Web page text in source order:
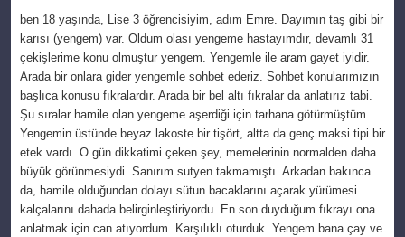
ben 18 yaşında, Lise 3 öğrencisiyim, adım Emre. Dayımın taş gibi bir
karısı (yengem) var. Oldum olası yengeme hastayımdır, devamlı 31
çekişlerime konu olmuştur yengem. Yengemle ile aram gayet iyidir.
Arada bir onlara gider yengemle sohbet ederiz. Sohbet konularımızın
başlıca konusu fıkralardır. Arada bir bel altı fıkralar da anlatırız tabi.
Şu sıralar hamile olan yengeme aşerdiği için tarhana götürmüştüm.
Yengemin üstünde beyaz lakoste bir tişört, altta da genç maksi tipi bir
etek vardı. O gün dikkatimi çeken şey, memelerinin normalden daha
büyük görünmesiydi. Sanırım sutyen takmamıştı. Arkadan bakınca
da, hamile olduğundan dolayı sütun bacaklarını açarak yürümesi
kalçalarını dahada belirginleştiriyordu. En son duyduğum fıkrayı ona
anlatmak için can atıyordum. Karşılıklı oturduk. Yengem bana çay ve